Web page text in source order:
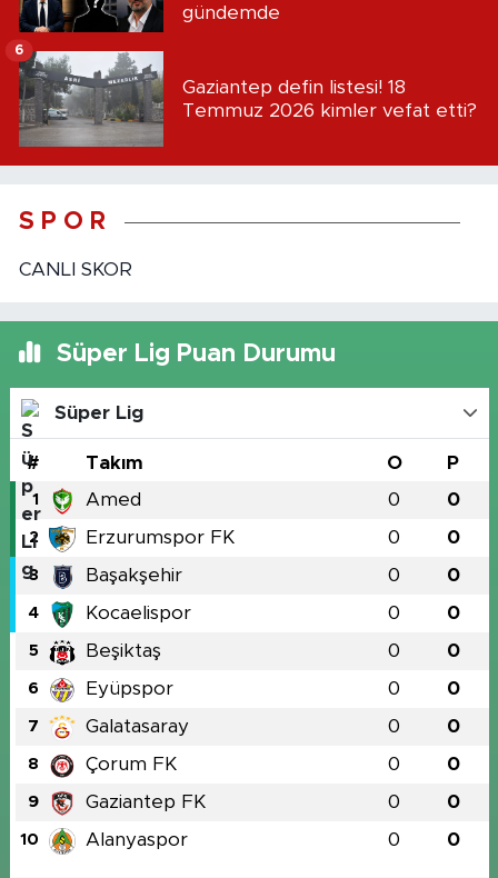
gündemde
Gaziantep defin listesi! 18
Temmuz 2026 kimler vefat etti?
6
S P O R
CANLI SKOR
Süper Lig Puan Durumu
Süper Lig
# Takım O P
1 Amed 0 0
2 Erzurumspor FK 0 0
3 Başakşehir 0 0
4 Kocaelispor 0 0
5 Beşiktaş 0 0
6 Eyüpspor 0 0
7 Galatasaray 0 0
8 Çorum FK 0 0
9 Gaziantep FK 0 0
10 Alanyaspor 0 0